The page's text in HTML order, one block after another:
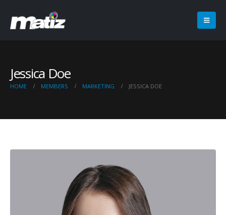
Jessica Doe
HOME MEMBERS MARKETING JESSICA DOE